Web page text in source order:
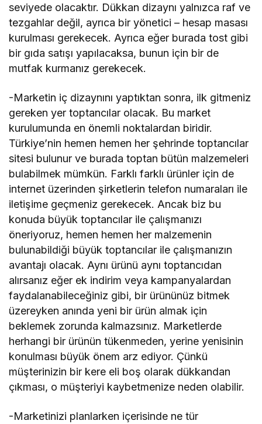
seviyede olacaktır. Dükkan dizaynı yalnızca raf ve
tezgahlar değil, ayrıca bir yönetici – hesap masası
kurulması gerekecek. Ayrıca eğer burada tost gibi
bir gıda satışı yapılacaksa, bunun için bir de
mutfak kurmanız gerekecek.
-Marketin iç dizaynını yaptıktan sonra, ilk gitmeniz
gereken yer toptancılar olacak. Bu market
kurulumunda en önemli noktalardan biridir.
Türkiye’nin hemen hemen her şehrinde toptancılar
sitesi bulunur ve burada toptan bütün malzemeleri
bulabilmek mümkün. Farklı farklı ürünler için de
internet üzerinden şirketlerin telefon numaraları ile
iletişime geçmeniz gerekecek. Ancak biz bu
konuda büyük toptancılar ile çalışmanızı
öneriyoruz, hemen hemen her malzemenin
bulunabildiği büyük toptancılar ile çalışmanızın
avantajı olacak. Aynı ürünü aynı toptancıdan
alırsanız eğer ek indirim veya kampanyalardan
faydalanabileceğiniz gibi, bir ürününüz bitmek
üzereyken anında yeni bir ürün almak için
beklemek zorunda kalmazsınız. Marketlerde
herhangi bir ürünün tükenmeden, yerine yenisinin
konulması büyük önem arz ediyor. Çünkü
müşterinizin bir kere eli boş olarak dükkandan
çıkması, o müşteriyi kaybetmenize neden olabilir.
-Marketinizi planlarken içerisinde ne tür